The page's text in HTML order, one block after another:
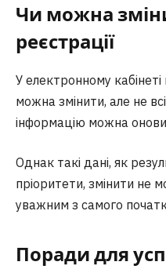
Чи можна
реєстрації
У електронному
можна змінити, але не
інформацію можна
Однак такі дані, як
пріоритети, змінити не
уважним з самого
Поради для